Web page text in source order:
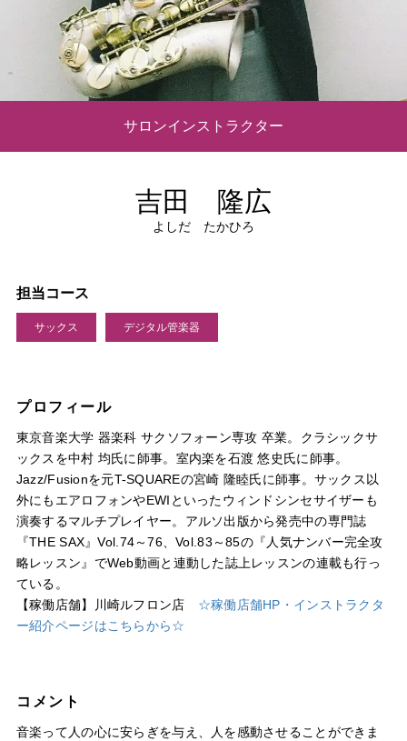
サロンインストラクター
吉田 隆広
よしだ たかひろ
担当コース
サックス デジタル管楽器
プロフィール
東京音楽大学 器楽科 サクソフォーン専攻 卒業。クラシックサ
ックスを中村 均氏に師事。室内楽を石渡 悠史氏に師事。
Jazz/Fusionを元T-SQUAREの宮崎 隆睦氏に師事。サックス以
外にもエアロフォンやEWIといったウィンドシンセサイザーも
演奏するマルチプレイヤー。アルソ出版から発売中の専門誌
『THE SAX』Vol.74～76、Vol.83～85の『人気ナンバー完全攻
略レッスン』でWeb動画と連動した誌上レッスンの連載も行っ
ている。
【稼働店舗】川崎ルフロン店 ☆稼働店舗HP・インストラクタ
ー紹介ページはこちらから☆
コメント
音楽って人の心に安らぎを与え、人を感動させることができま